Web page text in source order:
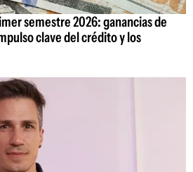
semestre 2026: ganancias de
clave del crédito y los